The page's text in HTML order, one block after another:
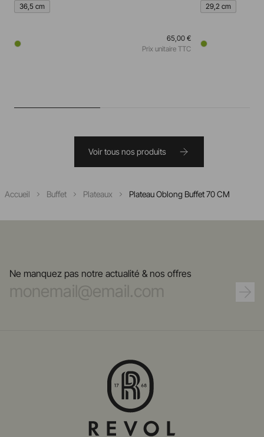
36,5 cm
65,00 €
Prix unitaire TTC
29,2 cm
Voir tous nos produits
Accueil Buffet Plateaux Plateau Oblong Buffet 70 CM
Ne manquez pas notre actualité & nos offres